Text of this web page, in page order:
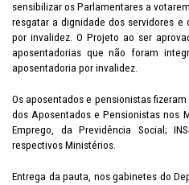
sensibilizar os Parlamentares a
resgatar a dignidade dos servidores e
por invalidez. O Projeto ao ser
aposentadorias que não foram
aposentadoria por invalidez.
Os aposentados e pensionistas
dos Aposentados e Pensionistas nos
Emprego, da Previdência Social;
respectivos Ministérios.
Entrega da pauta, nos gabinetes do